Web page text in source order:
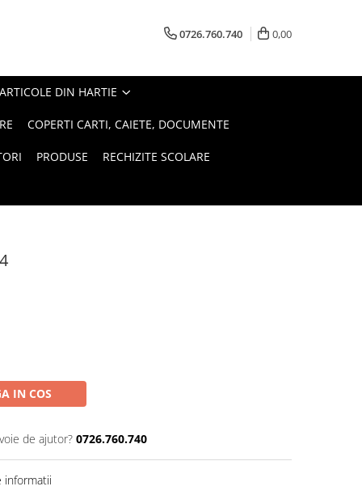
0726.760.740 0,00
ARTICOLE DIN HARTIE
COPERTI CARTI, CAIETE, DOCUMENTE
PRODUSE RECHIZITE SCOLARE
IN COS
de ajutor? 0726.760.740
informatii